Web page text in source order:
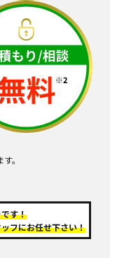
。
す！
フにお任せ下さい！